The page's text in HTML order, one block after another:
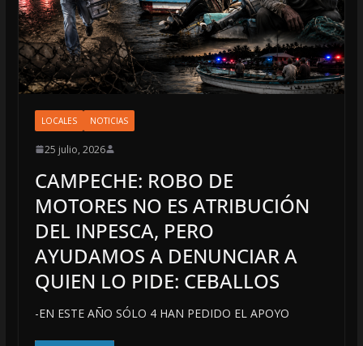
LOCALES NOTICIAS
25 julio, 2026
CAMPECHE: ROBO DE
MOTORES NO ES ATRIBUCIÓN
DEL INPESCA, PERO
AYUDAMOS A DENUNCIAR A
QUIEN LO PIDE: CEBALLOS
-EN ESTE AÑO SÓLO 4 HAN PEDIDO EL APOYO